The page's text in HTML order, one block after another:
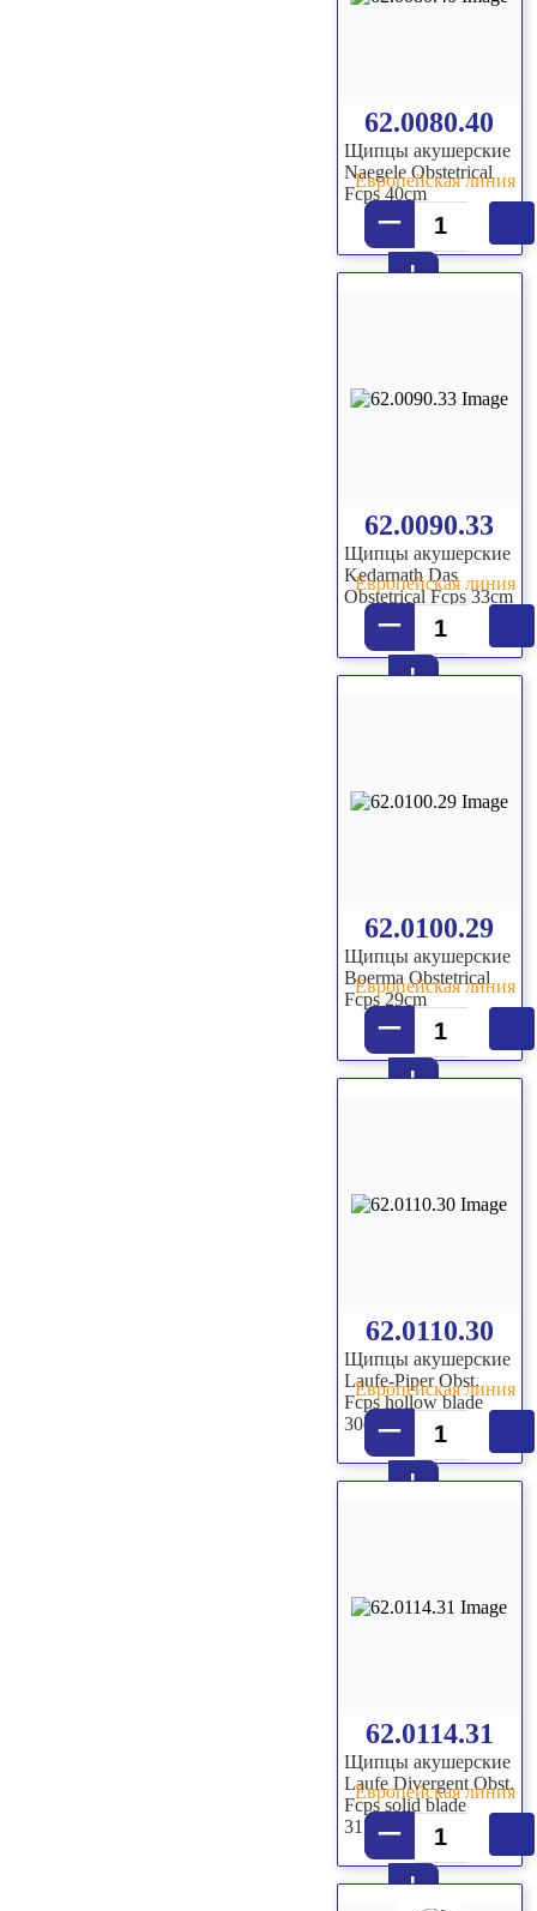
62.0080.40
Щипцы акушерские
Naegele Obstetrical
Fcps 40cm
–
+
Европейская линия
62.0090.33
Щипцы акушерские
Kedarnath Das
Obstetrical Fcps 33cm
–
+
Европейская линия
62.0100.29
Щипцы акушерские
Boerma Obstetrical
Fcps 29cm
–
+
Европейская линия
62.0110.30
Щипцы акушерские
Laufe-Piper Obst.
Fcps hollow blade
30cm–
+
Европейская линия
62.0114.31
Щипцы акушерские
Laufe Divergent Obst.
Fcps solid blade
31.5cm–
+
Европейская линия